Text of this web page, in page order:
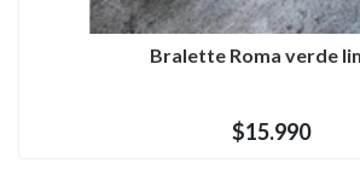
Bralette Roma verde
$15.990